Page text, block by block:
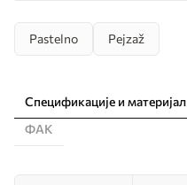
Pastelno Pejzaž
Спецификације и материјал
ФАК